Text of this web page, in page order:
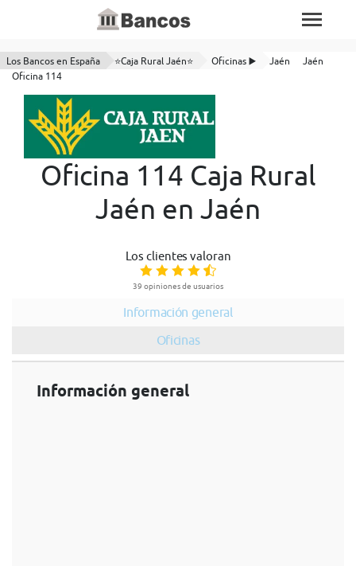
Los Bancos en España ⭐Caja Rural Jaén⭐ Oficinas ▶️ Jaén
Jaén
Oficina 114
Oficina 114 Caja Rural
Jaén en Jaén
Los clientes valoran
39 opiniones de usuarios
Información general
Oficinas
Información general